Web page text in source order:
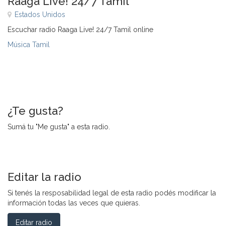
Estados Unidos
Escuchar radio Raaga Live! 24/7 Tamil online
Música Tamil
¿Te gusta?
Sumá tu "Me gusta" a esta radio.
Editar la radio
Si tenés la resposabilidad legal de esta radio podés modificar la
información todas las veces que quieras.
Editar radio